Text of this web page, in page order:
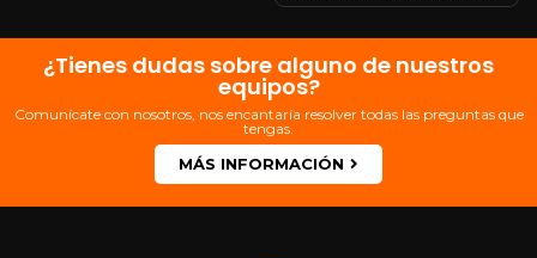
de CA o
¿Tienes dudas sobre alguno de nuestros
equipos?
Comunícate con nosotros, nos encantaría resolver todas las preguntas que
tengas.
MÁS INFORMACIÓN